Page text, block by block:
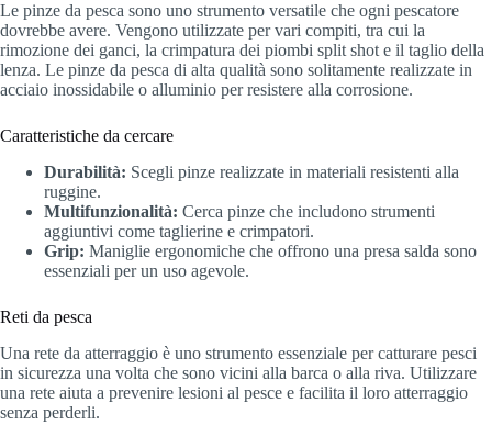
Le pinze da pesca sono uno strumento versatile che ogni pescatore
dovrebbe avere. Vengono utilizzate per vari compiti, tra cui la
rimozione dei ganci, la crimpatura dei piombi split shot e il taglio della
lenza. Le pinze da pesca di alta qualità sono solitamente realizzate in
acciaio inossidabile o alluminio per resistere alla corrosione.
Caratteristiche da cercare
Durabilità: Scegli pinze realizzate in materiali resistenti alla
ruggine.
Multifunzionalità: Cerca pinze che includono strumenti
aggiuntivi come taglierine e crimpatori.
Grip: Maniglie ergonomiche che offrono una presa salda sono
essenziali per un uso agevole.
Reti da pesca
Una rete da atterraggio è uno strumento essenziale per catturare pesci
in sicurezza una volta che sono vicini alla barca o alla riva. Utilizzare
una rete aiuta a prevenire lesioni al pesce e facilita il loro atterraggio
senza perderli.